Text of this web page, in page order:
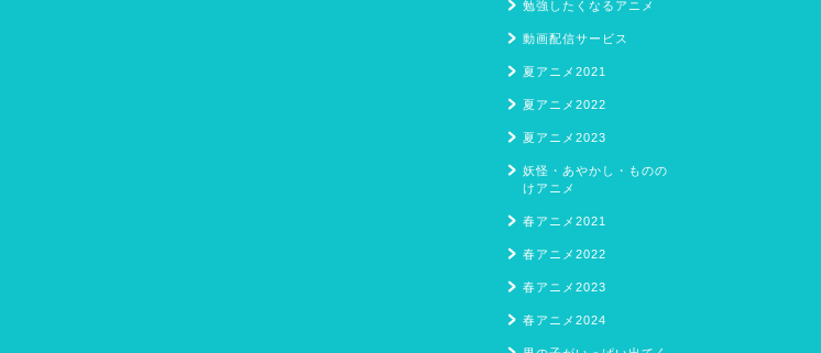
勉強したくなるアニメ
動画配信サービス
夏アニメ2021
夏アニメ2022
夏アニメ2023
妖怪・あやかし・ものの
けアニメ
春アニメ2021
春アニメ2022
春アニメ2023
春アニメ2024